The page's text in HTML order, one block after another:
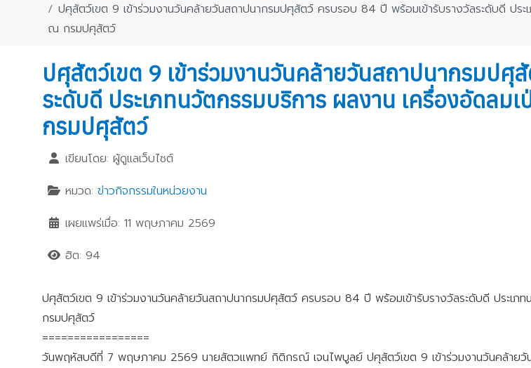
ปศุสัตว์เขต 9 เข้าร่วมงานวันคล้ายวันสถาปนากรมปศุสัตว์ ครบรอบ 84 ปี พร้อมเข้ารับรางวัลระดับดี ป
ณ กรมปศุสัตว์
ปศุสัตว์เขต 9 เข้าร่วมงานวันคล้ายวันสถาปนากรมปศุ
ระดับดี ประเภทนวัตกรรมบริการ ผลงาน เครื่องอัดล
กรมปศุสัตว์
เขียนโดย:ผู้ดูแลเว็บไซต์
หมวด:ข่าวกิจกรรมในหน่วยงาน
เผยแพร่เมื่อ: 11 พฤษภาคม 2569
ฮิต: 94
ปศุสัตว์เขต 9 เข้าร่วมงานวันคล้ายวันสถาปนากรมปศุสัตว์ ครบรอบ 84 ปี พร้อมเข้ารับรางวัลระดับดี ประ
กรมปศุสัตว์
=================
วันพฤหัสบดีที่ 7 พฤษภาคม 2569 นายสัตวแพทย์ กิติกรณ์ เจนไพบูลย์ ปศุสัตว์เขต 9 เข้าร่วมงานวันคล้า